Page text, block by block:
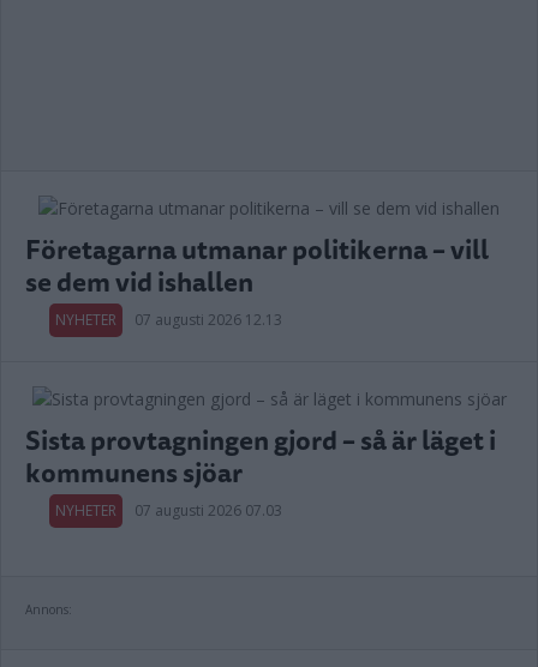
Företagarna utmanar politikerna – vill
se dem vid ishallen
NYHETER 07 augusti 2026 12.13
Sista provtagningen gjord – så är läget i
kommunens sjöar
NYHETER 07 augusti 2026 07.03
Annons: